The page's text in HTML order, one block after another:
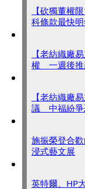
【砍獨董權
科條款最快
【老紡織廠
權 一週後推
【老紡織廠
議 中福紛爭
施振榮登合
浸式藝文展
英特爾、HP